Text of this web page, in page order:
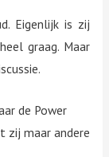
Eigenlijk is zij
graag. Maar
de Power
zij maar andere